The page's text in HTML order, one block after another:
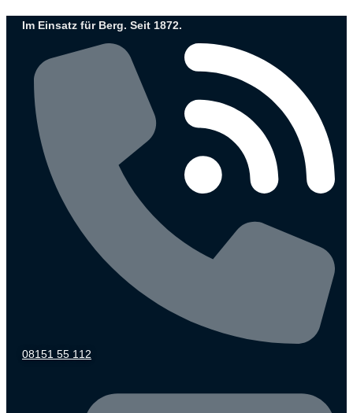
InhaltIm Einsatz für Berg. Seit 1872.
08151 55 112